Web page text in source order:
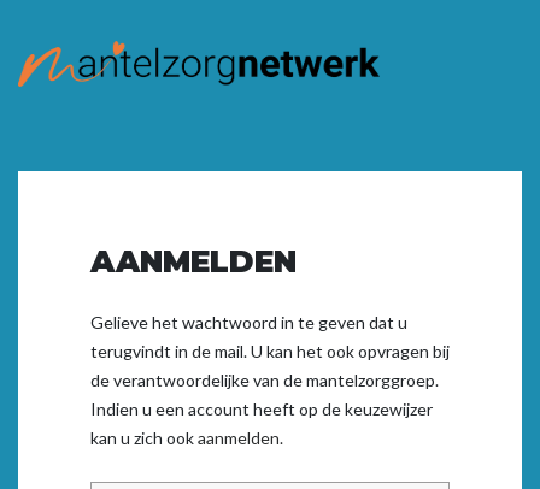
AANMELDEN
Gelieve het wachtwoord in te geven dat u
terugvindt in de mail. U kan het ook opvragen bij
de verantwoordelijke van de mantelzorggroep.
Indien u een account heeft op de keuzewijzer
kan u zich ookaanmelden.